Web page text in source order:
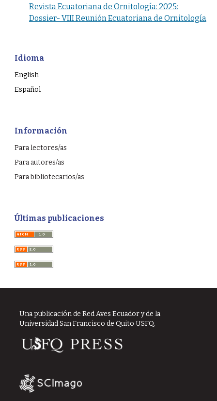
Revista Ecuatoriana de Ornitología: 2025:
Dossier- VIII Reunión Ecuatoriana de Ornitología
Idioma
English
Español
Información
Para lectores/as
Para autores/as
Para bibliotecarios/as
Últimas publicaciones
Una publicación de Red Aves Ecuador y de la
Universidad San Francisco de Quito USFQ.